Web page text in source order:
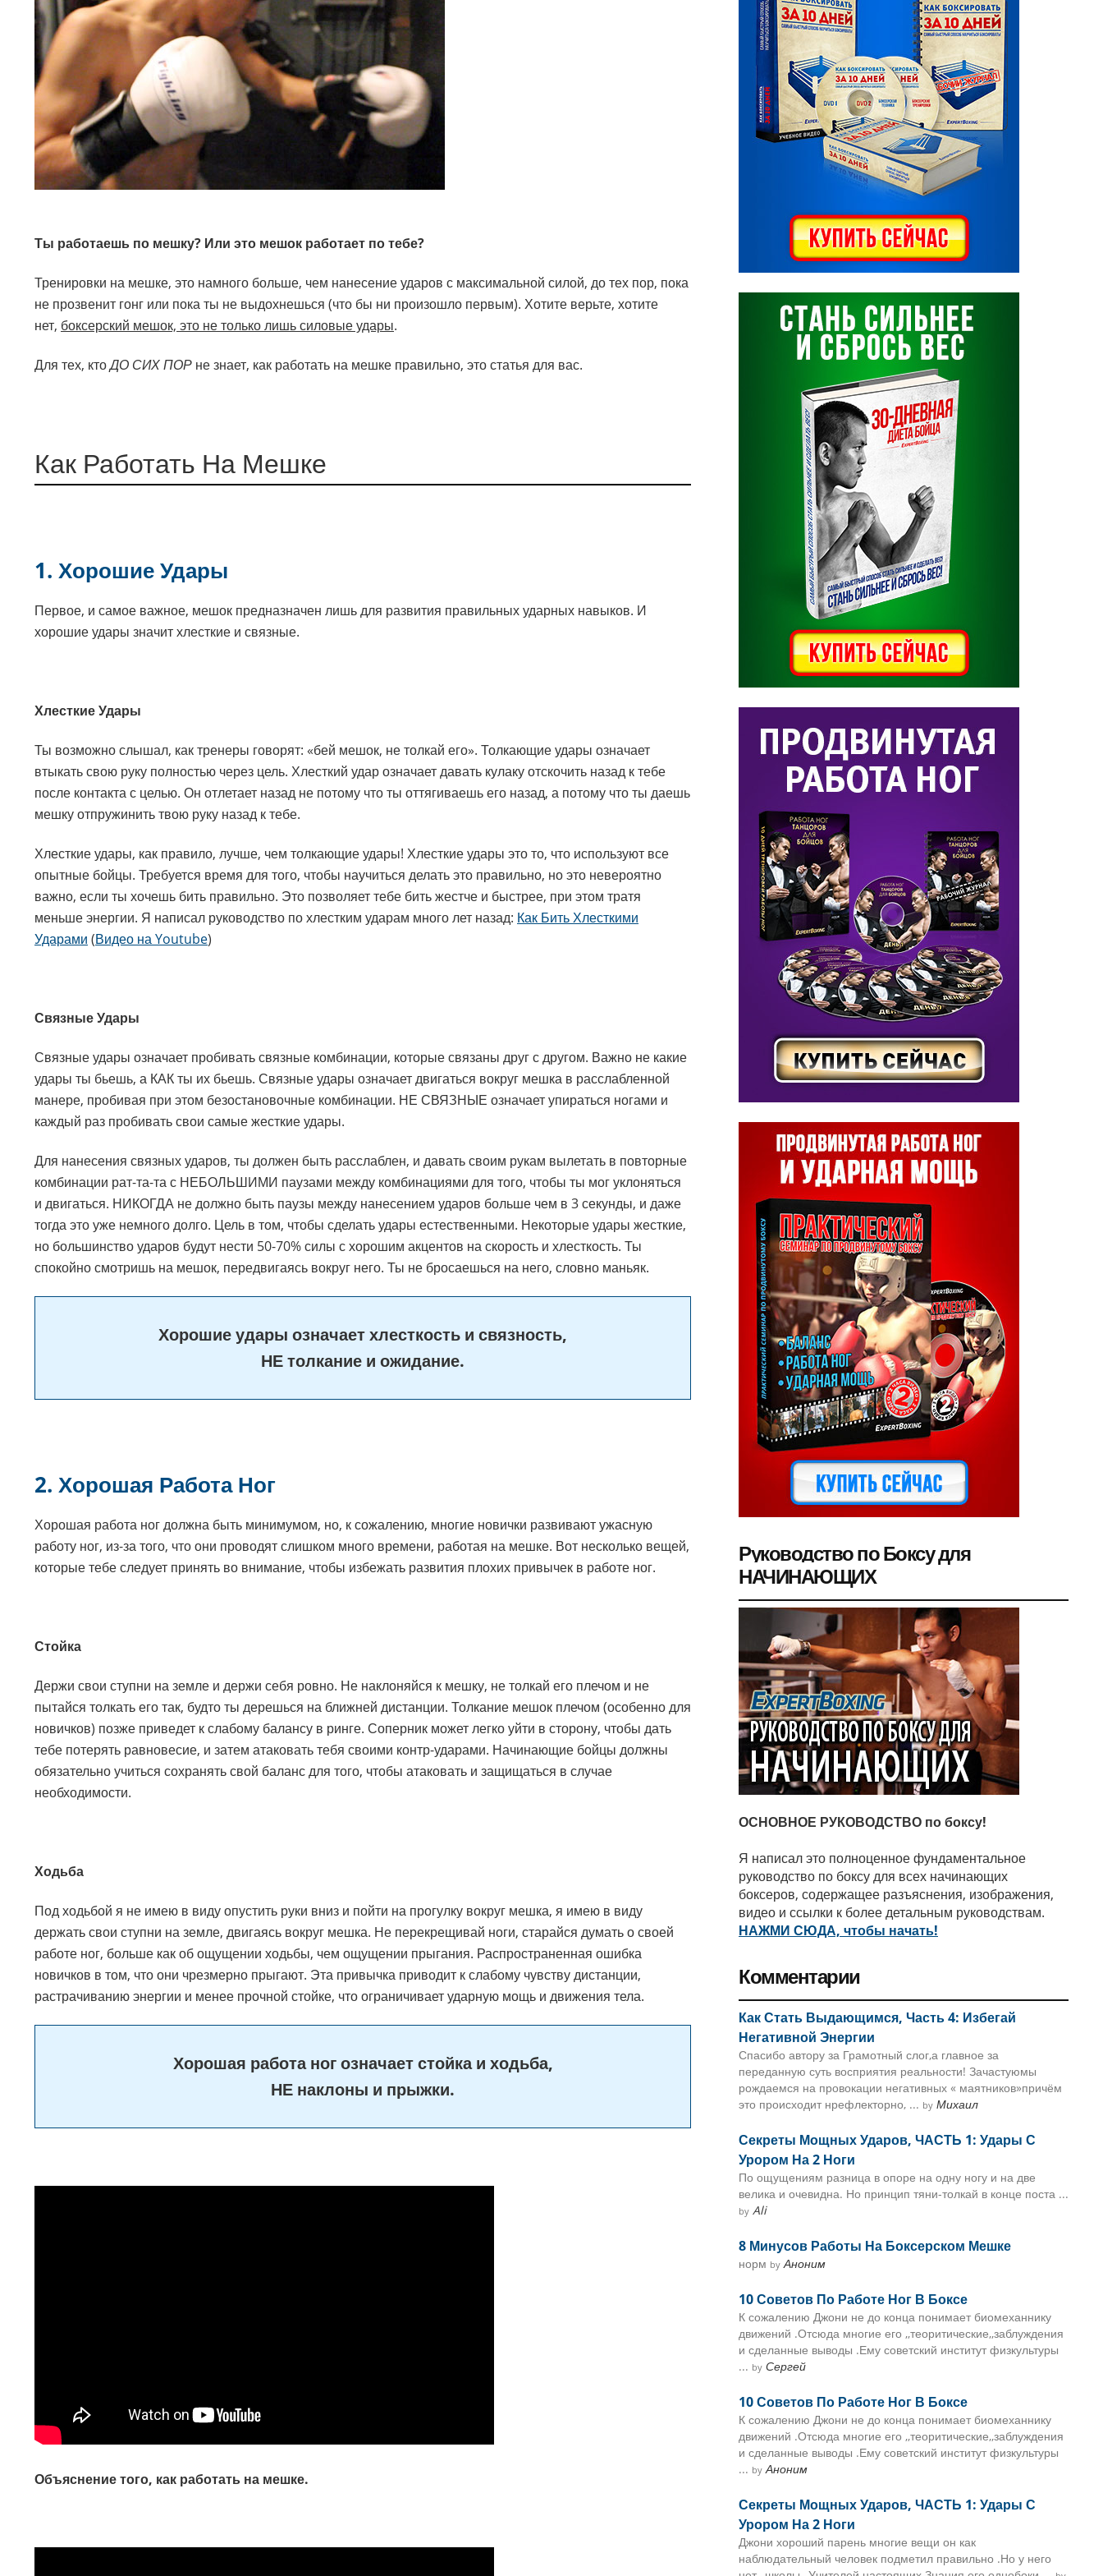
Ты работаешь по мешку? Или это мешок работает по тебе?
Тренировки на мешке, это намного больше, чем нанесение ударов с максимальной силой, до тех пор, пока
не прозвенит гонг или пока ты не выдохнешься (что бы ни произошло первым). Хотите верьте, хотите
нет, боксерский мешок, это не только лишь силовые удары.
Для тех, ктоДО СИХ ПОР не знает, как работать на мешке правильно, это статья для вас.
Как Работать На Мешке
1. Хорошие Удары
Первое, и самое важное, мешок предназначен лишь для развития правильных ударных навыков. И
хорошие удары значит хлесткие и связные.
Хлесткие Удары
Ты возможно слышал, как тренеры говорят: «бей мешок, не толкай его». Толкающие удары означает
втыкать свою руку полностью через цель. Хлесткий удар означает давать кулаку отскочить назад к тебе
после контакта с целью. Он отлетает назад не потому что ты оттягиваешь его назад, а потому что ты даешь
мешку отпружинить твою руку назад к тебе.
Хлесткие удары, как правило, лучше, чем толкающие удары! Хлесткие удары это то, что используют все
опытные бойцы. Требуется время для того, чтобы научиться делать это правильно, но это невероятно
важно, если ты хочешь бить правильно. Это позволяет тебе бить жестче и быстрее, при этом тратя
меньше энергии. Я написал руководство по хлестким ударам много лет назад: Как Бить Хлесткими
Ударами (Видео на Youtube)
Связные Удары
Связные удары означает пробивать связные комбинации, которые связаны друг с другом. Важно не какие
удары ты бьешь, а КАК ты их бьешь. Связные удары означает двигаться вокруг мешка в расслабленной
манере, пробивая при этом безостановочные комбинации. НЕ СВЯЗНЫЕ означает упираться ногами и
каждый раз пробивать свои самые жесткие удары.
Для нанесения связных ударов, ты должен быть расслаблен, и давать своим рукам вылетать в повторные
комбинации рат-та-та с НЕБОЛЬШИМИ паузами между комбинациями для того, чтобы ты мог уклоняться
и двигаться. НИКОГДА не должно быть паузы между нанесением ударов больше чем в 3 секунды, и даже
тогда это уже немного долго. Цель в том, чтобы сделать удары естественными. Некоторые удары жесткие,
но большинство ударов будут нести 50-70% силы с хорошим акцентов на скорость и хлесткость. Ты
спокойно смотришь на мешок, передвигаясь вокруг него. Ты не бросаешься на него, словно маньяк.
Хорошие удары означает хлесткость и связность,
НЕ толкание и ожидание.
2. Хорошая Работа Ног
Хорошая работа ног должна быть минимумом, но, к сожалению, многие новички развивают ужасную
работу ног, из-за того, что они проводят слишком много времени, работая на мешке. Вот несколько вещей,
которые тебе следует принять во внимание, чтобы избежать развития плохих привычек в работе ног.
Стойка
Держи свои ступни на земле и держи себя ровно. Не наклоняйся к мешку, не толкай его плечом и не
пытайся толкать его так, будто ты дерешься на ближней дистанции. Толкание мешок плечом (особенно для
новичков) позже приведет к слабому балансу в ринге. Соперник может легко уйти в сторону, чтобы дать
тебе потерять равновесие, и затем атаковать тебя своими контр-ударами. Начинающие бойцы должны
обязательно учиться сохранять свой баланс для того, чтобы атаковать и защищаться в случае
необходимости.
Ходьба
Под ходьбой я не имею в виду опустить руки вниз и пойти на прогулку вокруг мешка, я имею в виду
держать свои ступни на земле, двигаясь вокруг мешка. Не перекрещивай ноги, старайся думать о своей
работе ног, больше как об ощущении ходьбы, чем ощущении прыгания. Распространенная ошибка
новичков в том, что они чрезмерно прыгают. Эта привычка приводит к слабому чувству дистанции,
растрачиванию энергии и менее прочной стойке, что ограничивает ударную мощь и движения тела.
Хорошая работа ног означает стойка и ходьба,
НЕ наклоны и прыжки.
Объяснение того, как работать на мешке.
Руководство по Боксу для
НАЧИНАЮЩИХ
ОСНОВНОЕ РУКОВОДСТВО по боксу!
Я написал это полноценное фундаментальное
руководство по боксу для всех начинающих
боксеров, содержащее разъяснения, изображения,
видео и ссылки к более детальным руководствам.
НАЖМИ СЮДА, чтобы начать!
Комментарии
Как Стать Выдающимся, Часть 4: Избегай
Негативной Энергии
Спасибо автору за Грамотный слог,а главное за
переданную суть восприятия реальности! Зачастуюмы
рождаемся на провокации негативных « маятников»причём
это происходит нрефлекторно, ... by Михаил
Секреты Мощных Ударов, ЧАСТЬ 1: Удары С
Урором На 2 Ноги
По ощущениям разница в опоре на одну ногу и на две
велика и очевидна. Но принцип тяни-толкай в конце поста ...
by Ali
8 Минусов Работы На Боксерском Мешке
норм by Аноним
10 Советов По Работе Ног В Боксе
К сожалению Джони не до конца понимает биомеханнику
движений .Отсюда многие его ,,теоритические,,заблуждения
и сделанные выводы .Ему советский институт физкультуры
... by Сергей
10 Советов По Работе Ног В Боксе
К сожалению Джони не до конца понимает биомеханнику
движений .Отсюда многие его ,,теоритические,,заблуждения
и сделанные выводы .Ему советский институт физкультуры
... by Аноним
Секреты Мощных Ударов, ЧАСТЬ 1: Удары С
Урором На 2 Ноги
Джони хороший парень многие вещи он как
наблюдательный человек подметил правильно .Но у него